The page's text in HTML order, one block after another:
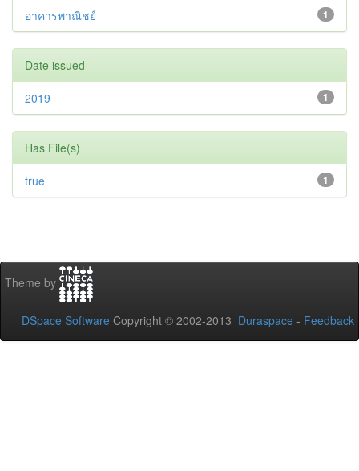
1
อาคารพาณิชย์
Date issued
1
2019
Has File(s)
1
true
Theme by
DSpace Software Copyright © 2002-2013 Duraspace - Feedback